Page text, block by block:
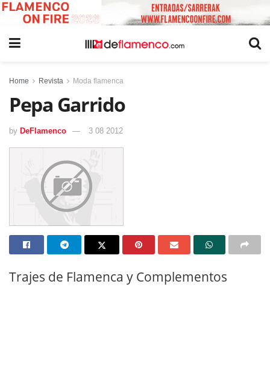
Home Revista Moda flamenca
Pepa Garrido
by DeFlamenco 3 08 2012
Trajes de Flamenca y Complementos